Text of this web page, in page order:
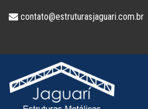
contato@estruturasjaguari.com.br